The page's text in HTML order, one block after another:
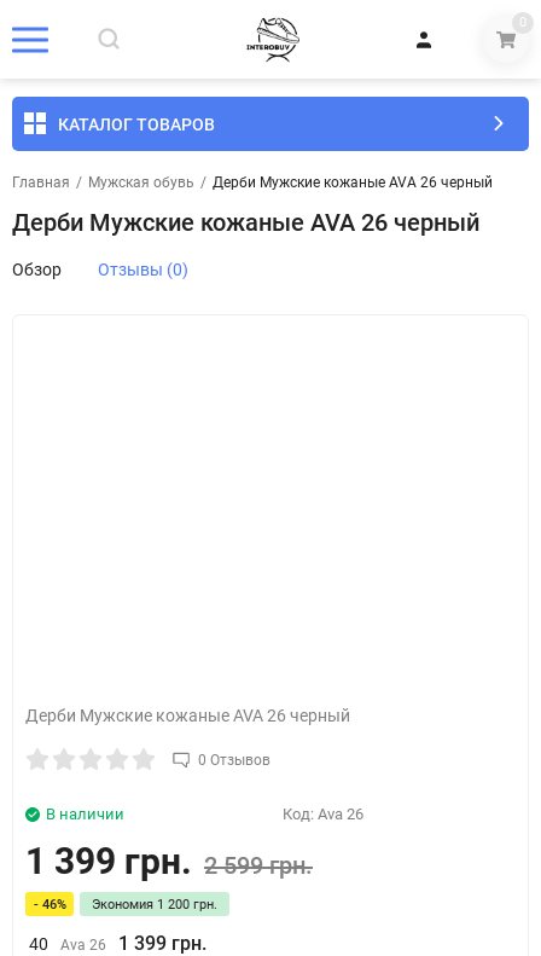
0
КАТАЛОГ ТОВАРОВ
Главная / Мужская обувь / Дерби Мужские кожаные AVA 26 черный
Дерби Мужские кожаные AVA 26 черный
Обзор Отзывы (0)
Дерби Мужские кожаные AVA 26 черный
0 Отзывов
В наличии Код: Ava 26
1 399 грн. 2 599 грн.
- 46% Экономия 1 200 грн.
40 Ava 26 1 399 грн.